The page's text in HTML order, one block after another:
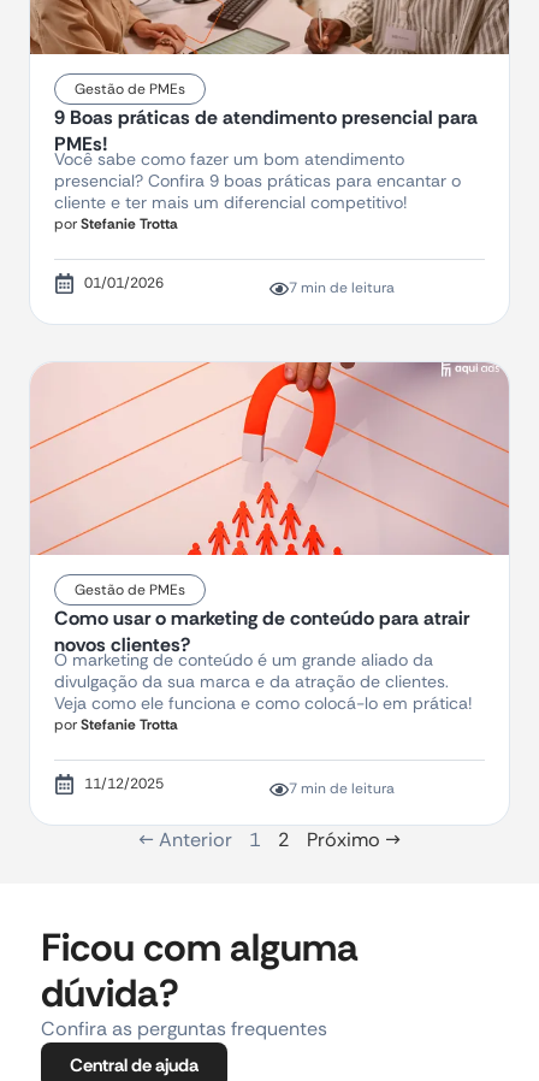
Gestão de PMEs
9 Boas práticas de atendimento presencial para
PMEs!
Você sabe como fazer um bom atendimento
presencial? Confira 9 boas práticas para encantar o
cliente e ter mais um diferencial competitivo!
porStefanie Trotta
01/01/2026 7 min de leitura
Gestão de PMEs
Como usar o marketing de conteúdo para atrair
novos clientes?
O marketing de conteúdo é um grande aliado da
divulgação da sua marca e da atração de clientes.
Veja como ele funciona e como colocá-lo em prática!
porStefanie Trotta
11/12/2025 7 min de leitura
← Anterior 1 2 Próximo →
Ficou com alguma
dúvida?
Confira as perguntas frequentes
Central de ajuda